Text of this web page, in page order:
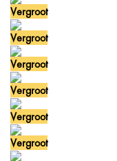
Vergroot
Vergroot
Vergroot
Vergroot
Vergroot
Vergroot